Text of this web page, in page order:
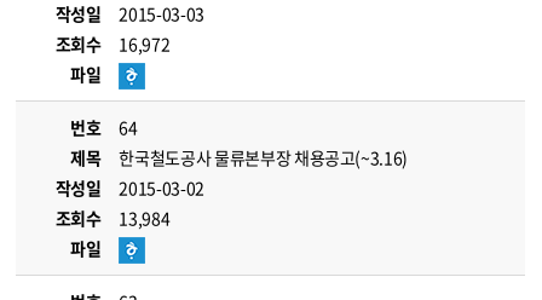
작성일
2015-03-03
조회수
16,972
파일
번호
64
제목
한국철도공사 물류본부장 채용공고(~3.16)
작성일
2015-03-02
조회수
13,984
파일